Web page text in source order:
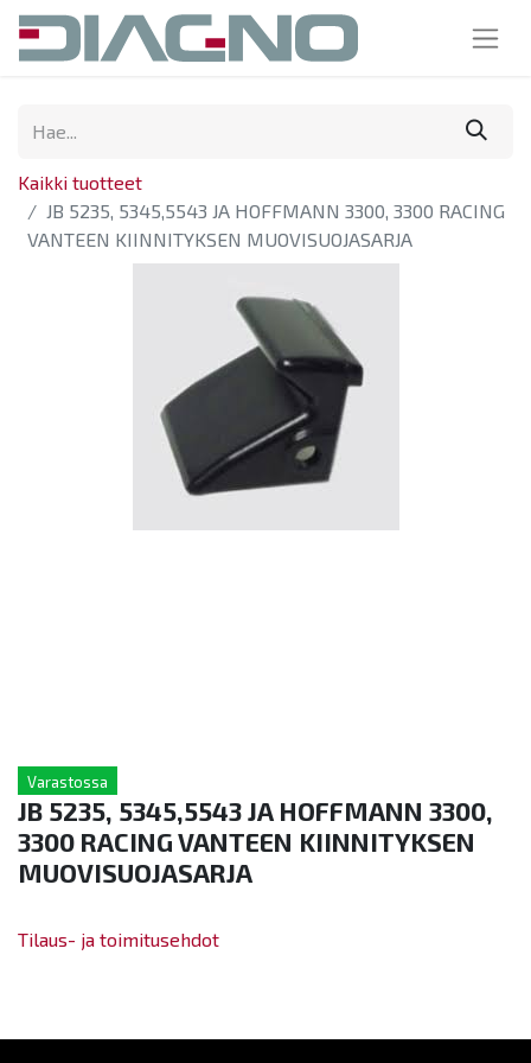
Kaikki tuotteet
JB 5235, 5345,5543 JA HOFFMANN 3300, 3300 RACING
VANTEEN KIINNITYKSEN MUOVISUOJASARJA
Varastossa
JB 5235, 5345,5543 JA HOFFMANN 3300,
3300 RACING VANTEEN KIINNITYKSEN
MUOVISUOJASARJA
Tilaus- ja toimitusehdot